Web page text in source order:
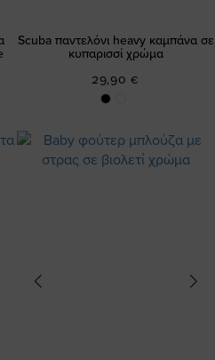
Scuba παντελόνι heavy καμπάνα σε
κυπαρισσί χρώμα
29,90 €